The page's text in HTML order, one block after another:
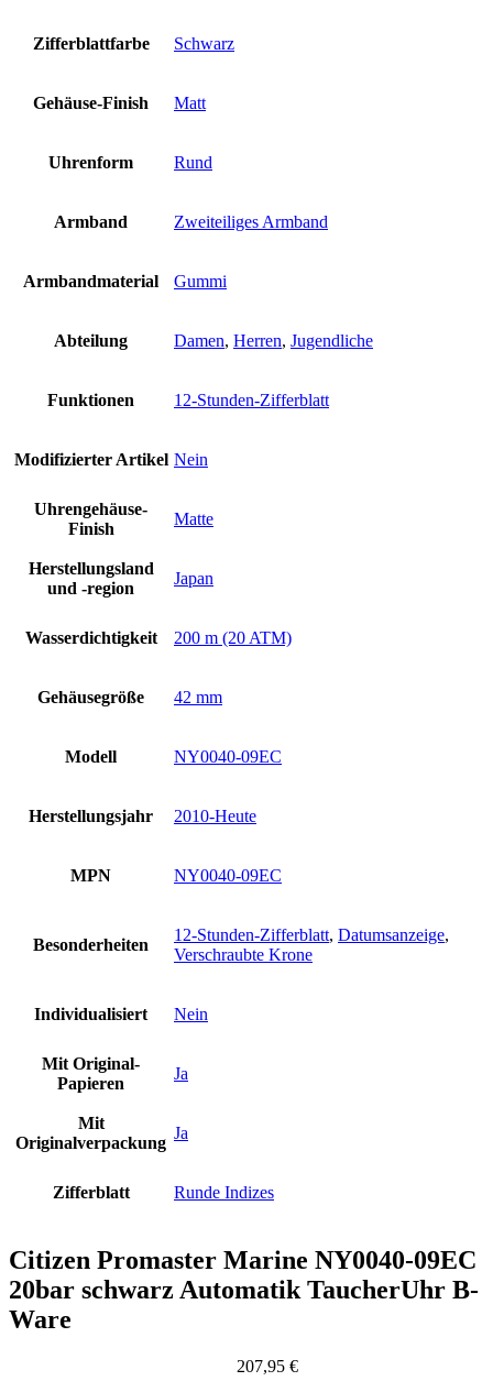
Zifferblattfarbe Schwarz
Gehäuse-Finish Matt
Uhrenform Rund
Armband Zweiteiliges Armband
Armbandmaterial Gummi
Abteilung Damen, Herren, Jugendliche
Funktionen 12-Stunden-Zifferblatt
Modifizierter Artikel Nein
Uhrengehäuse-
Finish
Matte
Herstellungsland
und -region
Japan
Wasserdichtigkeit 200 m (20 ATM)
Gehäusegröße 42 mm
Modell NY0040-09EC
Herstellungsjahr 2010-Heute
MPN NY0040-09EC
Besonderheiten
12-Stunden-Zifferblatt, Datumsanzeige,
Verschraubte Krone
Individualisiert Nein
Mit Original-
Papieren
Ja
Mit
Originalverpackung
Ja
Zifferblatt Runde Indizes
Citizen Promaster Marine NY0040-09EC
20bar schwarz Automatik TaucherUhr B-
Ware
207,95€